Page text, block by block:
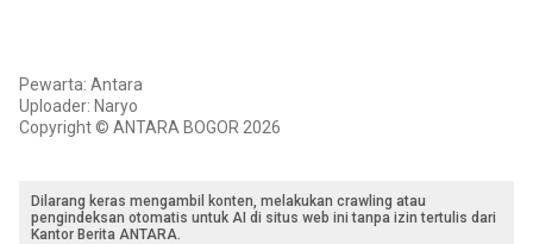
Pewarta: Antara
Uploader: Naryo
Copyright © ANTARA BOGOR 2026
Dilarang keras mengambil konten, melakukan crawling atau
pengindeksan otomatis untuk AI di situs web ini tanpa izin tertulis dari
Kantor Berita ANTARA.